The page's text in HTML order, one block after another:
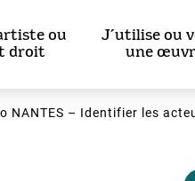
ou
droit
J’utilise ou
une
NANTES – Identifier les